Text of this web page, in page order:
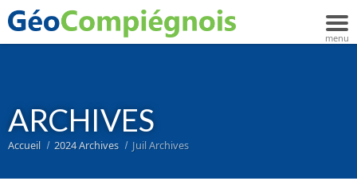
ARCHIVES
Accueil 2024 Archives Juil Archives